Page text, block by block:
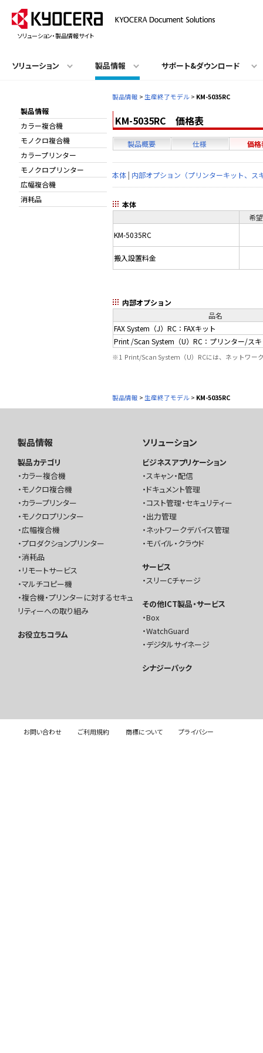
ソリューション・製品情報サイト
ソリューション 製品情報 サポート&ダウンロード
製品情報
カラー複合機
モノクロ複合機
カラープリンター
モノクロプリンター
広幅複合機
消耗品
製品情報 > 生産終了モデル > KM-5035RC
KM-5035RC 価格表
製品概要 仕様 価
本体 | 内部オプション（プリンターキット、ス
本体
希
KM-5035RC
搬入設置料金
内部オプション
品名
FAX System（J）RC：FAXキット
Print /Scan System（U）RC：プリンター/ス
※1 Print/Scan System（U）RCには、ネットワー
製品情報 > 生産終了モデル > KM-5035RC
製品情報
製品カテゴリ
カラー複合機
モノクロ複合機
カラープリンター
モノクロプリンター
広幅複合機
プロダクションプリンター
消耗品
リモートサービス
マルチコピー機
複合機・プリンターに対するセキュ
リティーへの取り組み
お役立ちコラム
ソリューション
ビジネスアプリケーション
スキャン・配信
ドキュメント管理
コスト管理・セキュリティー
出力管理
ネットワークデバイス管理
モバイル・クラウド
サービス
スリーCチャージ
その他ICT製品・サービス
Box
WatchGuard
デジタルサイネージ
シナジーパック
お問い合わせ ご利用規約 商標について プライバシー